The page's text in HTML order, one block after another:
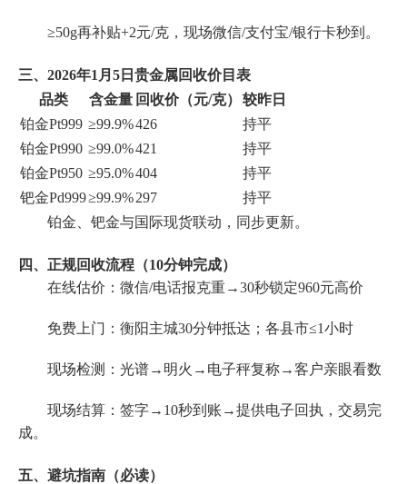
≥50g再补贴+2元/克，现场微信/支付宝/银行卡秒到。
三、2026年1月5日贵金属回收价目表
品类
含金量 回收价（元/克）
较昨日
铂金Pt999 ≥99.9%426
持平
铂金Pt990 ≥99.0%421
持平
铂金Pt950 ≥95.0%404
持平
钯金Pd999≥99.9%297
持平
铂金、钯金与国际现货联动，同步更新。
四、正规回收流程（10分钟完成）
在线估价：微信/电话报克重→30秒锁定960元高价
免费上门：衡阳主城30分钟抵达；各县市≤1小时
现场检测：光谱→明火→电子秤复称→客户亲眼看数
现场结算：签字→10秒到账→提供电子回执，交易完
成。
五、避坑指南（必读）